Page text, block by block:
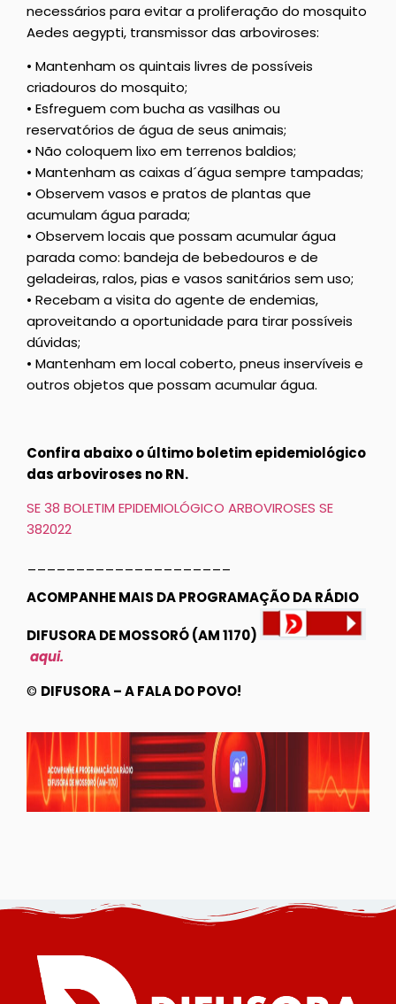
necessários para evitar a proliferação do mosquito
Aedes aegypti, transmissor das arboviroses:
• Mantenham os quintais livres de possíveis
criadouros do mosquito;
• Esfreguem com bucha as vasilhas ou
reservatórios de água de seus animais;
• Não coloquem lixo em terrenos baldios;
• Mantenham as caixas d´água sempre tampadas;
• Observem vasos e pratos de plantas que
acumulam água parada;
• Observem locais que possam acumular água
parada como: bandeja de bebedouros e de
geladeiras, ralos, pias e vasos sanitários sem uso;
• Recebam a visita do agente de endemias,
aproveitando a oportunidade para tirar possíveis
dúvidas;
• Mantenham em local coberto, pneus inservíveis e
outros objetos que possam acumular água.
Confira abaixo o último boletim epidemiológico
das arboviroses no RN.
SE 38 BOLETIM EPIDEMIOLÓGICO ARBOVIROSES SE
382022
ACOMPANHE MAIS DA PROGRAMAÇÃO DA RÁDIO
DIFUSORA DE MOSSORÓ (AM 1170)
aqui.
© DIFUSORA – A FALA DO POVO!